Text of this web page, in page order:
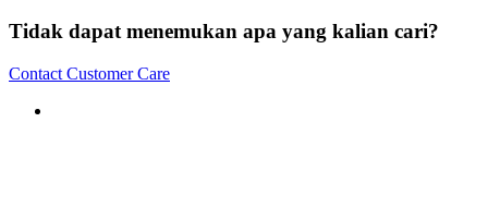
Tidak dapat menemukan apa yang kalian cari?
Contact Customer Care